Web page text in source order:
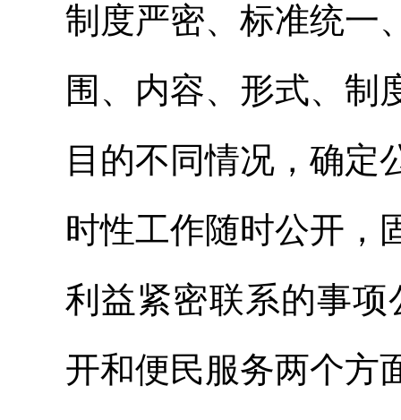
制度严密、标准统一
围、内容、形式、制
目的不同情况，确定
时性工作随时公开，
利益紧密联系的事
开和便民服务两个方